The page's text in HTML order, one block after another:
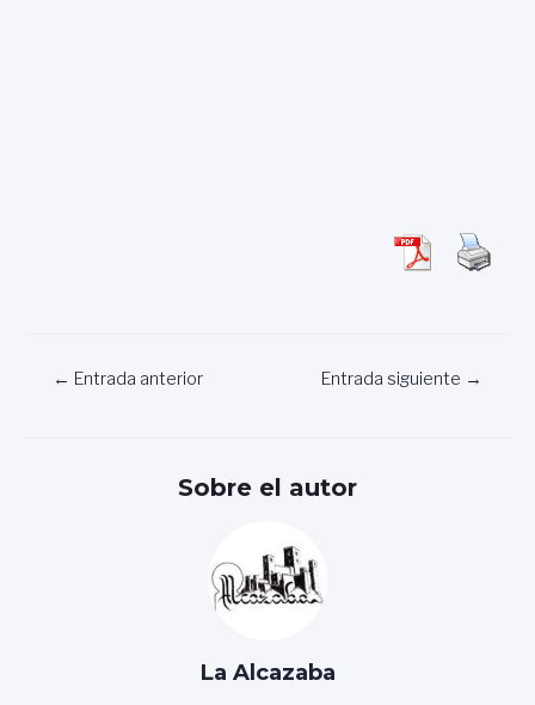
Navegación
← Entrada anterior Entrada siguiente →
Sobre el autor
La Alcazaba